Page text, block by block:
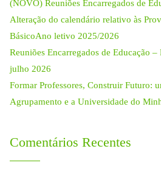
(NOVO) Reuniões Encarregados de
Alteração do calendário relativo às
BásicoAno letivo 2025/2026
Reuniões Encarregados de Educação –
julho 2026
Formar Professores, Construir Futuro:
Agrupamento e a Universidade do
Comentários Recentes